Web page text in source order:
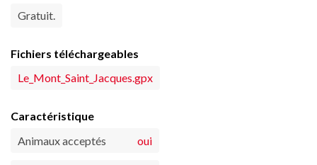
Gratuit.
Fichiers téléchargeables
Le_Mont_Saint_Jacques.gpx
Caractéristique
Animaux acceptés
oui